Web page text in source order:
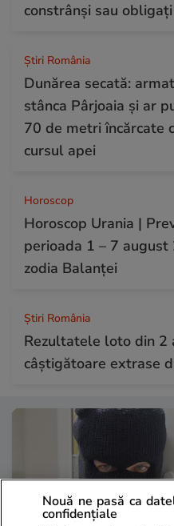
constrânși sau obligați
Știri România
Dunărea secată:
stânca Pârjoaia și ar
70 de metri încărcate
cursul apei
Horoscop
Horoscop Urania |
perioada 1 – 7
zodia Balanței
Știri România
Rezultatele loto din 2
câștigătoare extrase
Nouă ne pasă ca
confidențiale